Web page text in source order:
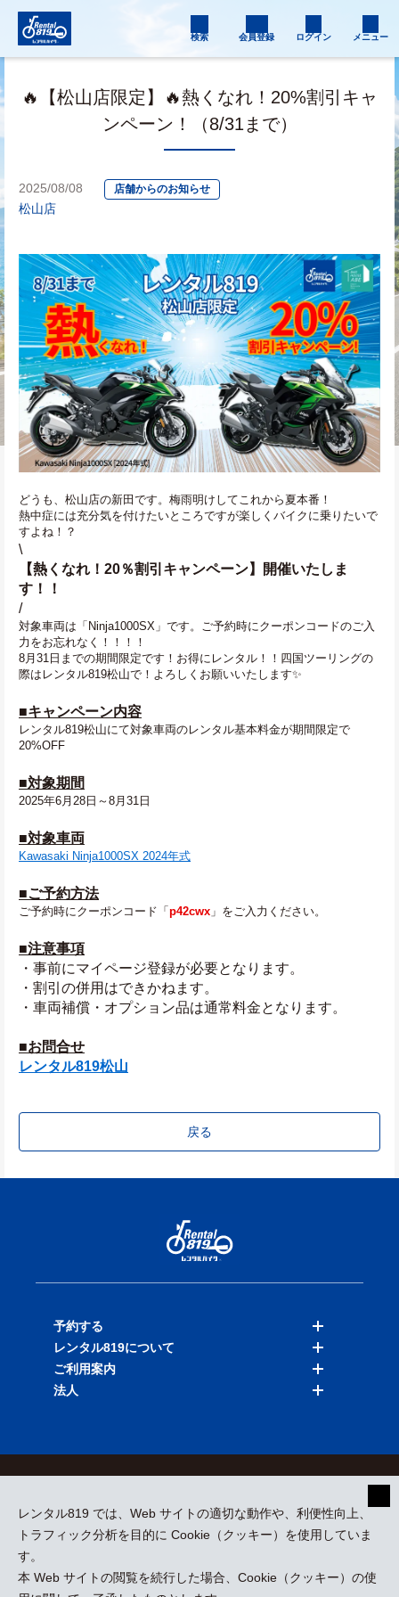
検索 会員登録 ログイン メニュー
🔥【松山店限定】🔥熱くなれ！20%割引キャ
ンペーン！（8/31まで）
2025/08/08 店舗からのお知らせ
松山店
どうも、松山店の新田です。梅雨明けしてこれから夏本番！
熱中症には充分気を付けたいところですが楽しくバイクに乗りたいで
すよね！？
\
【熱くなれ！20％割引キャンペーン】開催いたしま
す！！
/
対象車両は「Ninja1000SX」です。ご予約時にクーポンコードのご入
力をお忘れなく！！！！
8月31日までの期間限定です！お得にレンタル！！四国ツーリングの
際はレンタル819松山で！よろしくお願いいたします✨
■キャンペーン内容
レンタル819松山にて対象車両のレンタル基本料金が期間限定で
20%OFF
■対象期間
2025年6月28日～8月31日
■対象車両
Kawasaki Ninja1000SX 2024年式
■ご予約方法
ご予約時にクーポンコード「p42cwx 」をご入力ください。
■注意事項
・事前にマイページ登録が必要となります。
・割引の併用はできかねます。
・車両補償・オプション品は通常料金となります。
■お問合せ
レンタル819松山
戻る
レンタル819 では、Web サイトの適切な動作や、利便性向上、
トラフィック分析を目的に Cookie（クッキー）を使用していま
す。
本 Web サイトの閲覧を続行した場合、Cookie（クッキー）の使
予約する
バイクを探す
店舗を探す
レンタル819について
料金表
ご利用案内
法人
採用情報
プレスリリース
kizuki Rental Service © All Rights Reserved.